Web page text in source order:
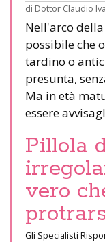
di Dottor Claudio
Nell'arco
possibile che
tardino o
presunta,
Ma in età
essere
Pillola
vero
Gli Specialisti